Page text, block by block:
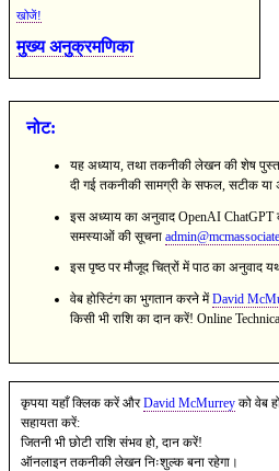
खोजें!
मुख्य अनुक्रमणिका
नोट:
यह अध्याय, तथा तकनीकी लेखन की शेष
दी गई तकनीकी सामग्री के सफल, सटीक या
इस अध्याय का अनुवाद OpenAI ChatGPT
समस्याओं की सूचना
इस पृष्ठ पर मौजूद चित्रों में पाठ का अनुवाद
वेब होस्टिंग का भुगतान करने मेंDavid
किसी भी राशि का दान करें! Online
कृपया यहाँ क्लिक करें औरDavid McMurrey को वेब
सहायता करें:
जितनी भी छोटी राशि संभव हो, दान करें!
ऑनलाइन तकनीकी लेखन निःशुल्क बना रहेगा।